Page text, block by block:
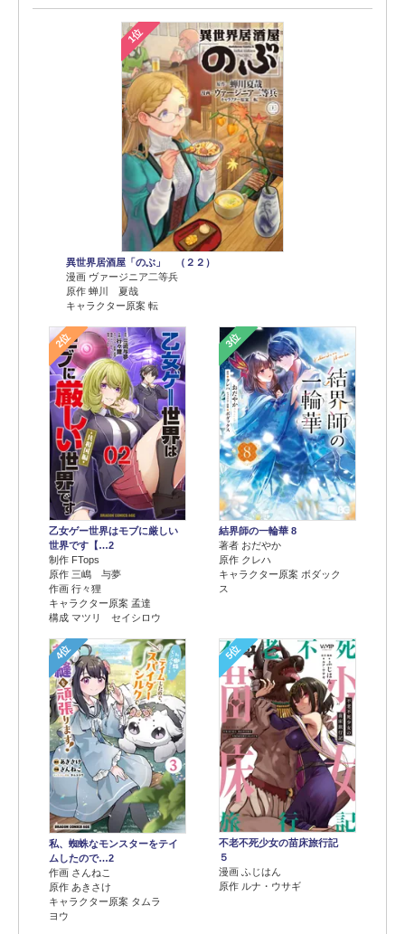
1位
異世界居酒屋「のぶ」 （２２）
漫画 ヴァージニア二等兵
原作 蝉川 夏哉
キャラクター原案 転
2位
乙女ゲー世界はモブに厳しい
世界です【…2
制作 FTops
原作 三嶋 与夢
作画 行々狸
キャラクター原案 孟達
構成 マツリ セイシロウ
3位
結界師の一輪華 8
著者 おだやか
原作 クレハ
キャラクター原案 ボダック
ス
4位
私、蜘蛛なモンスターをテイ
ムしたので…2
作画 さんねこ
原作 あきさけ
キャラクター原案 タムラ
ヨウ
5位
不老不死少女の苗床旅行記
５
漫画 ふじはん
原作 ルナ・ウサギ